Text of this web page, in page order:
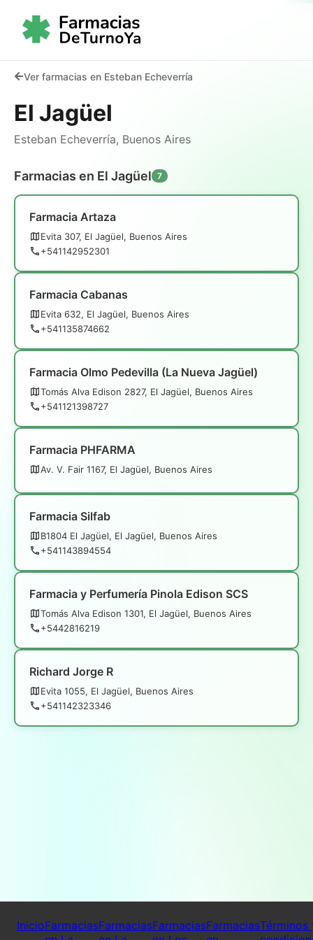
Ver farmacias en Esteban Echeverría
El Jagüel
Esteban Echeverría, Buenos Aires
Farmacias en El Jagüel 7
Farmacia Artaza
Evita 307, El Jagüel, Buenos Aires
+541142952301
Farmacia Cabanas
Evita 632, El Jagüel, Buenos Aires
+541135874662
Farmacia Olmo Pedevilla (La Nueva Jagüel)
Tomás Alva Edison 2827, El Jagüel, Buenos Aires
+541121398727
Farmacia PHFARMA
Av. V. Fair 1167, El Jagüel, Buenos Aires
Farmacia Silfab
B1804 El Jagüel, El Jagüel, Buenos Aires
+541143894554
Farmacia y Perfumería Pinola Edison SCS
Tomás Alva Edison 1301, El Jagüel, Buenos Aires
+5442816219
Richard Jorge R
Evita 1055, El Jagüel, Buenos Aires
+541142323346
InicioFarmaciasFarmaciasFarmaciasFarmaciasTérminos